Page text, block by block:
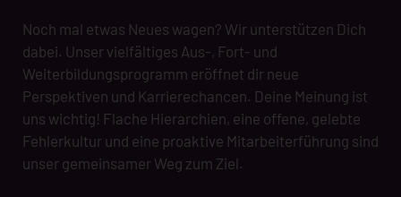
Noch mal etwas Neues wagen? Wir unterstützen Dich
dabei. Unser vielfältiges Aus-, Fort- und
Weiterbildungsprogramm eröffnet dir neue
Perspektiven und Karrierechancen. Deine Meinung ist
uns wichtig! Flache Hierarchien, eine offene, gelebte
Fehlerkultur und eine proaktive Mitarbeiterführung sind
unser gemeinsamer Weg zum Ziel.